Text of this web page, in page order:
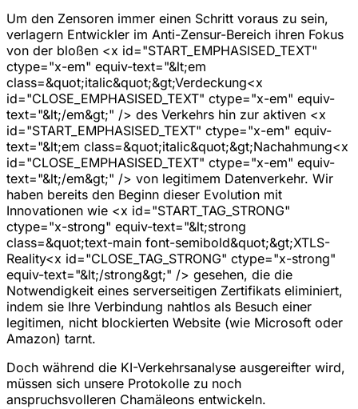
Um den Zensoren immer einen Schritt voraus zu sein,
verlagern Entwickler im Anti-Zensur-Bereich ihren Fokus
von der bloßen <x id="START_EMPHASISED_TEXT"
ctype="x-em" equiv-text="&lt;em
class=&quot;italic&quot;&gt;Verdeckung<x
id="CLOSE_EMPHASISED_TEXT" ctype="x-em" equiv-
text="&lt;/em&gt;" /> des Verkehrs hin zur aktiven <x
id="START_EMPHASISED_TEXT" ctype="x-em" equiv-
text="&lt;em class=&quot;italic&quot;&gt;Nachahmung<x
id="CLOSE_EMPHASISED_TEXT" ctype="x-em" equiv-
text="&lt;/em&gt;" /> von legitimem Datenverkehr. Wir
haben bereits den Beginn dieser Evolution mit
Innovationen wie <x id="START_TAG_STRONG"
ctype="x-strong" equiv-text="&lt;strong
class=&quot;text-main font-semibold&quot;&gt;XTLS-
Reality<x id="CLOSE_TAG_STRONG" ctype="x-strong"
equiv-text="&lt;/strong&gt;" /> gesehen, die die
Notwendigkeit eines serverseitigen Zertifikats eliminiert,
indem sie Ihre Verbindung nahtlos als Besuch einer
legitimen, nicht blockierten Website (wie Microsoft oder
Amazon) tarnt.
Doch während die KI-Verkehrsanalyse ausgereifter wird,
müssen sich unsere Protokolle zu noch
anspruchsvolleren Chamäleons entwickeln.